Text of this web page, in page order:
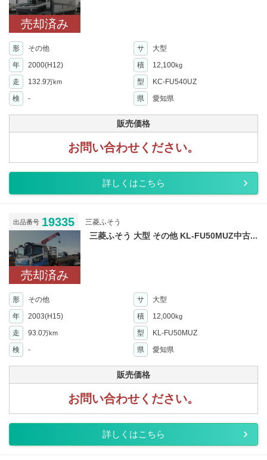
売却済み
形 その他 サ
大型
年
2000(H12) 積 12,100kg
走 132.9万km 型
KC-FU540UZ
検
- 県 愛知県
販売価格
お問い合わせください。
詳しくはこちら
出品番号 19335 三菱ふそう
売却済み
三菱ふそう 大型 その他 KL-FU50MUZ中古...
形 その他 サ
大型
年
2003(H15) 積 12,000kg
走 93.0万km 型
KL-FU50MUZ
検
- 県 愛知県
販売価格
お問い合わせください。
詳しくはこちら